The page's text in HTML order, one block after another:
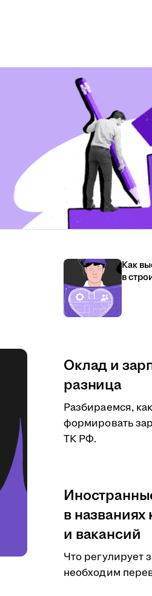
Как
в
Оклад и
разница
Разбираемся,
формировать
ТК РФ.
в
и вакансий
Что регулирует
необходим